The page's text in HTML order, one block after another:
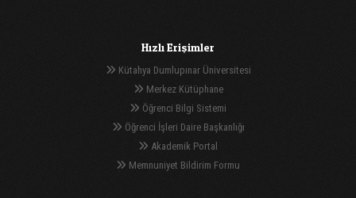
Hızlı Erişimler
Kütahya Dumlupınar Üniversitesi
Merkez Kütüphane
Öğrenci Bilgi Sistemi
Öğrenci İşleri Daire Başkanlığı
Akademik Portal
Memnuniyet Bildirim Formu